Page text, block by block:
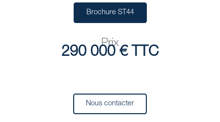
Brochure ST44
Prix
290 000 € TTC
Nous contacter